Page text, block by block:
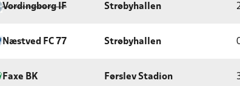
Vordingborg IF Strøbyhallen
Næstved FC 77 Strøbyhallen
Faxe BK Førslev Stadion